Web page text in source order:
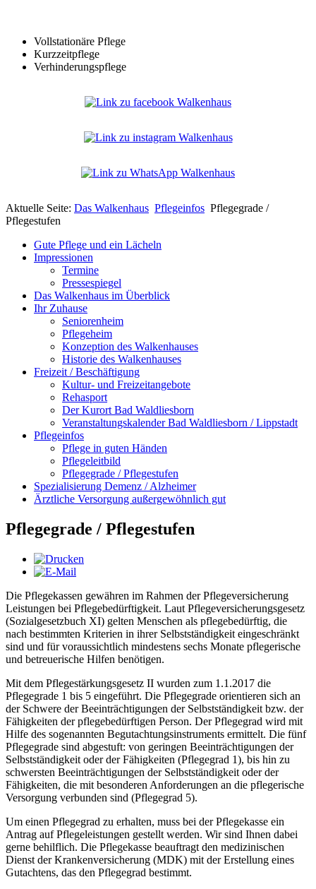
Vollstationäre Pflege
Kurzzeitpflege
Verhinderungspflege
Aktuelle Seite: Das Walkenhaus Pflegeinfos Pflegegrade /
Pflegestufen
Gute Pflege und ein Lächeln
Impressionen
Termine
Pressespiegel
Das Walkenhaus im Überblick
Ihr Zuhause
Seniorenheim
Pflegeheim
Konzeption des Walkenhauses
Historie des Walkenhauses
Freizeit / Beschäftigung
Kultur- und Freizeitangebote
Rehasport
Der Kurort Bad Waldliesborn
Veranstaltungskalender Bad Waldliesborn / Lippstadt
Pflegeinfos
Pflege in guten Händen
Pflegeleitbild
Pflegegrade / Pflegestufen
Spezialisierung Demenz / Alzheimer
Ärztliche Versorgung außergewöhnlich gut
Pflegegrade / Pflegestufen
Die Pflegekassen gewähren im Rahmen der Pflegeversicherung
Leistungen bei Pflegebedürftigkeit. Laut Pflegeversicherungsgesetz
(Sozialgesetzbuch XI) gelten Menschen als pflegebedürftig, die
nach bestimmten Kriterien in ihrer Selbstständigkeit eingeschränkt
sind und für voraussichtlich mindestens sechs Monate pflegerische
und betreuerische Hilfen benötigen.
Mit dem Pflegestärkungsgesetz II wurden zum 1.1.2017 die
Pflegegrade 1 bis 5 eingeführt. Die Pflegegrade orientieren sich an
der Schwere der Beeinträchtigungen der Selbstständigkeit bzw. der
Fähigkeiten der pflegebedürftigen Person. Der Pflegegrad wird mit
Hilfe des sogenannten Begutachtungsinstruments ermittelt. Die fünf
Pflegegrade sind abgestuft: von geringen Beeinträchtigungen der
Selbstständigkeit oder der Fähigkeiten (Pflegegrad 1), bis hin zu
schwersten Beeinträchtigungen der Selbstständigkeit oder der
Fähigkeiten, die mit besonderen Anforderungen an die pflegerische
Versorgung verbunden sind (Pflegegrad 5).
Um einen Pflegegrad zu erhalten, muss bei der Pflegekasse ein
Antrag auf Pflegeleistungen gestellt werden. Wir sind Ihnen dabei
gerne behilflich. Die Pflegekasse beauftragt den medizinischen
Dienst der Krankenversicherung (MDK) mit der Erstellung eines
Gutachtens, das den Pflegegrad bestimmt.